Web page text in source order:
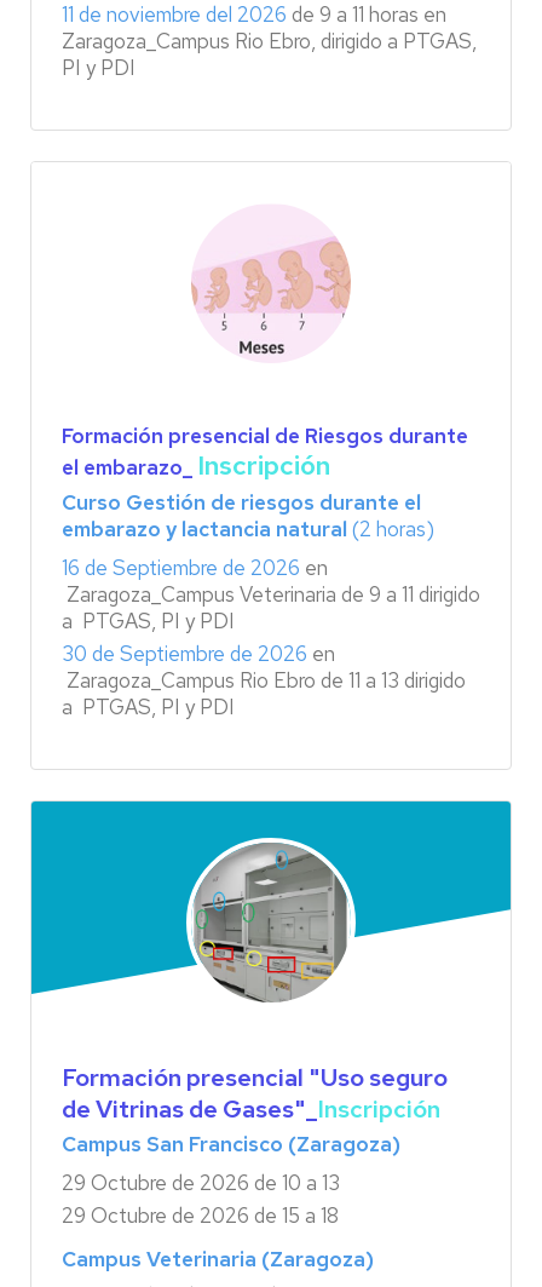
11 de noviembre del 2026 de 9 a 11 horas en
Zaragoza_Campus Rio Ebro, dirigido a PTGAS,
PI y PDI
Formación presencial de Riesgos durante
el embarazo_ Inscripción
Curso Gestión de riesgos durante el
embarazo y lactancia natural (2 horas)
16 de Septiembre de 2026 en
Zaragoza_Campus Veterinaria de 9 a 11 dirigido
a PTGAS, PI y PDI
30 de Septiembre de 2026 en
Zaragoza_Campus Rio Ebro de 11 a 13 dirigido
a PTGAS, PI y PDI
Formación presencial "Uso seguro
de Vitrinas de Gases" Inscripción
Campus San Francisco (Zaragoza)
29 Octubre de 2026 de 10 a 13
29 Octubre de 2026 de 15 a 18
Campus Veterinaria (Zaragoza)